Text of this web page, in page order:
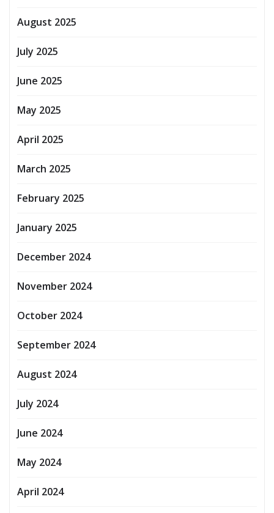
August 2025
July 2025
June 2025
May 2025
April 2025
March 2025
February 2025
January 2025
December 2024
November 2024
October 2024
September 2024
August 2024
July 2024
June 2024
May 2024
April 2024